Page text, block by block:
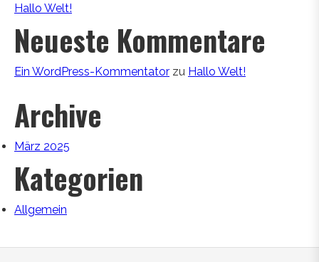
Hallo Welt!
Neueste Kommentare
Ein WordPress-Kommentator zu Hallo Welt!
Archive
März 2025
Kategorien
Allgemein